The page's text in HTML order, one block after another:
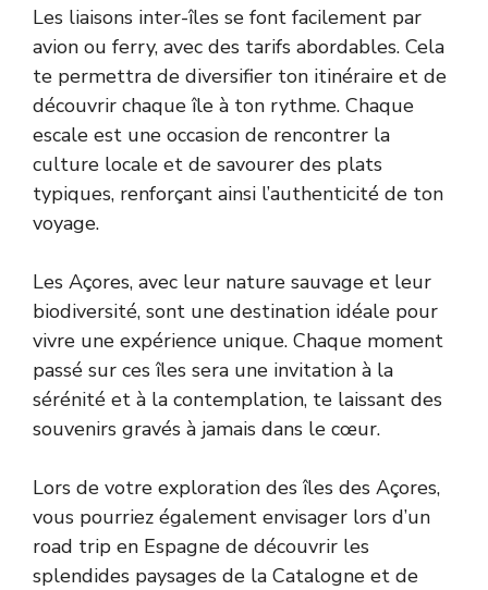
Les liaisons inter-îles se font facilement par
avion ou ferry, avec des tarifs abordables. Cela
te permettra de diversifier ton itinéraire et de
découvrir chaque île à ton rythme. Chaque
escale est une occasion de rencontrer la
culture locale et de savourer des plats
typiques, renforçant ainsi l’authenticité de ton
voyage.
Les Açores, avec leur nature sauvage et leur
biodiversité, sont une destination idéale pour
vivre une expérience unique. Chaque moment
passé sur ces îles sera une invitation à la
sérénité et à la contemplation, te laissant des
souvenirs gravés à jamais dans le cœur.
Lors de votre exploration des îles des Açores,
vous pourriez également envisager lors d’un
road trip en Espagne de découvrir les
splendides paysages de la Catalogne et de